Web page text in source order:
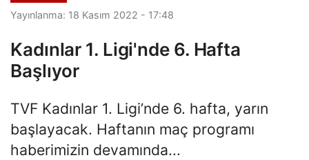
Yayınlanma: 18 Kasım 2022 - 17:48
Kadınlar 1. Ligi'nde 6. Hafta
Başlıyor
TVF Kadınlar 1. Ligi’nde 6. hafta, yarın
başlayacak. Haftanın maç programı
haberimizin devamında...